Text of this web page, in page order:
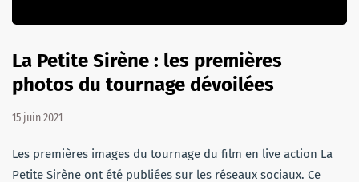
La Petite Sirène : les premières
photos du tournage dévoilées
15 juin 2021
Les premières images du tournage du film en live action La
Petite Sirène ont été publiées sur les réseaux sociaux. Ce